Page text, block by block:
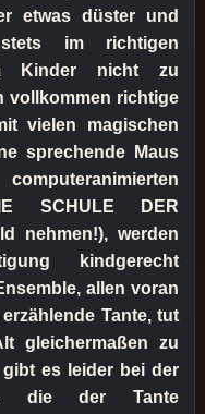
etwas düster und
im richtigen
Kinder nicht zu
vollkommen richtige
vielen magischen
sprechende Maus
SCHULE DER
nehmen!), werden
kindgerecht
allen voran
Tante, tut
gleichermaßen zu
es leider bei der
die der Tante